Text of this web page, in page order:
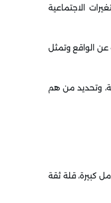
الاجتماعية
عن الواقع وتمثل
وتحديد من هم
كبيرة، قلة ثقة